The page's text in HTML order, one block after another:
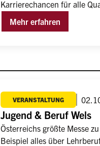
Karrierechancen für alle
Mehr erfahren
VERANSTALTUNG
Jugend & Beruf Wels
Österreichs größte Messe
Beispiel alles über